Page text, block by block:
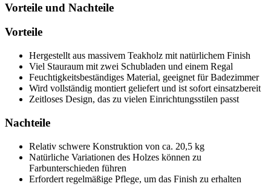
Vorteile und Nachteile
Vorteile
Hergestellt aus massivem Teakholz mit natürlichem Finish
Viel Stauraum mit zwei Schubladen und einem Regal
Feuchtigkeitsbeständiges Material, geeignet für Badezimmer
Wird vollständig montiert geliefert und ist sofort einsatzbereit
Zeitloses Design, das zu vielen Einrichtungsstilen passt
Nachteile
Relativ schwere Konstruktion von ca. 20,5 kg
Natürliche Variationen des Holzes können zu
Farbunterschieden führen
Erfordert regelmäßige Pflege, um das Finish zu erhalten